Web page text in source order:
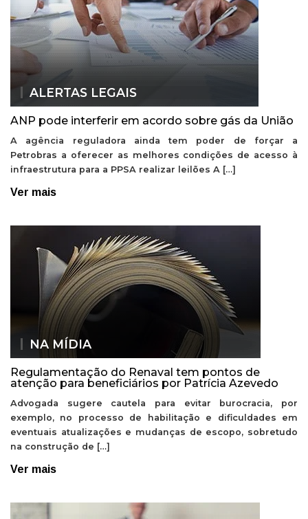
ALERTAS LEGAIS
ANP pode interferir em acordo sobre gás da União
A agência reguladora ainda tem poder de forçar a
Petrobras a oferecer as melhores condições de acesso à
infraestrutura para a PPSA realizar leilões A […]
Ver mais
NA MÍDIA
Regulamentação do Renaval tem pontos de
atenção para beneficiários por Patrícia Azevedo
Advogada sugere cautela para evitar burocracia, por
exemplo, no processo de habilitação e dificuldades em
eventuais atualizações e mudanças de escopo, sobretudo
na construção de […]
Ver mais